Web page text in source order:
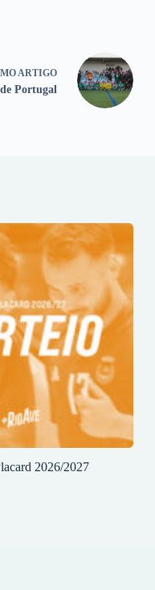
ARTIGO
Portugal
2026/2027